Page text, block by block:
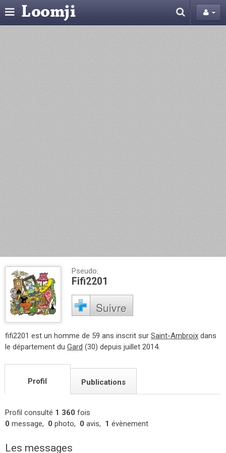
Pseudo:
Fifi2201
Suivre
fifi2201 est un homme de 59 ans inscrit sur Saint-Ambroix dans
le département du Gard (30) depuis juillet 2014.
Profil Publications
Profil consulté 1 360 fois
0 message, 0 photo, 0 avis, 1 évènement
Les messages